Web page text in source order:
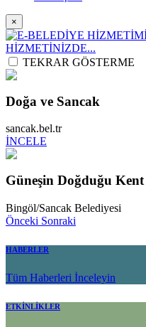
×
TEKRAR GÖSTERME
Doğa ve Sancak
sancak.bel.tr
İNCELE
Güneşin Doğduğu Kent
Bingöl/Sancak Belediyesi
Önceki Sonraki
HABERLER
Tüm Haberleri İnceleyin
ETKİNLİKLER